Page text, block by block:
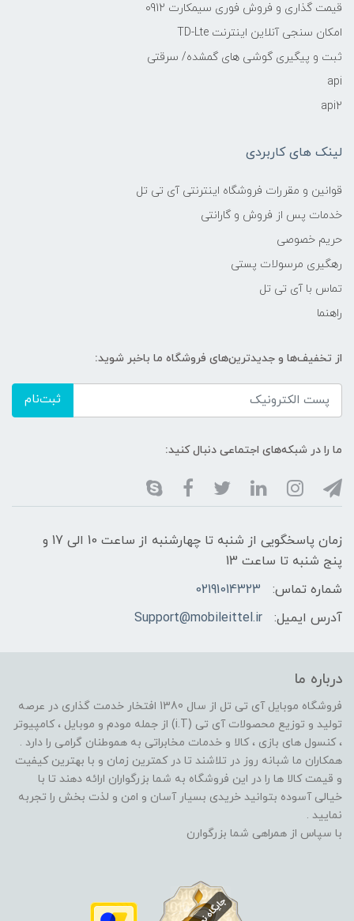
قیمت گذاری و فروش فوری سیمکارت 0912
امکان سنجی آنلاین اینترنت TD-Lte
ثبت و پیگیری گوشی های گمشده/ سرقتی
api
api2
لینک های کاربردی
قوانین و مقررات فروشگاه اینترنتی آی تی تل
خدمات پس از فروش و گارانتی
حریم خصوصی
رهگیری مرسولات پستی
تماس با آی تی تل
راهنما
از تخفیف‌ها و جدیدترین‌های فروشگاه ما باخبر شوید:
ثبت‌نام
ما را در شبکه‌های اجتماعی دنبال کنید:
زمان پاسخگویی از شنبه تا چهارشنبه از ساعت 10 الی 17 و
پنج شنبه تا ساعت 13
شماره تماس:
02191014323
آدرس ایمیل:
Support@mobileittel.ir
درباره ما
فروشگاه موبایل آی تی تل از سال 1380 افتخار خدمت گذاری در عرصه
تولید و توزیع محصولات آی تی (i.T) از جمله مودم و موبایل ، کامپیوتر
، کنسول های بازی ، کالا و خدمات مخابراتی به هموطنان گرامی را دارد .
همکاران ما شبانه روز در تلاشند تا در کمترین زمان و با بهترین کیفیت
و قیمت کالا ها را در این فروشگاه به شما بزرگواران ارائه دهند تا با
خیالی آسوده بتوانید خریدی بسیار آسان و امن و لذت بخش را تجربه
نمایید .
با سپاس از همراهی شما بزرگوارن